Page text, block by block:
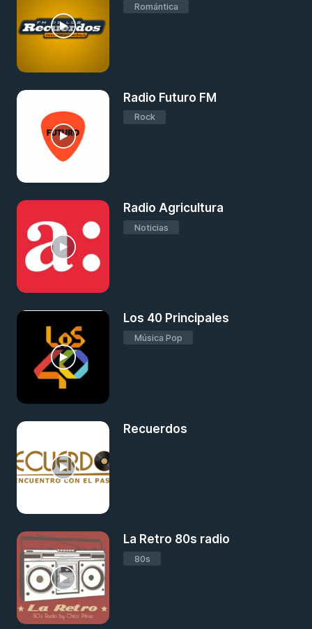
Romántica
Radio Futuro FM
Rock
Radio Agricultura
Noticias
Los 40 Principales
Música Pop
Recuerdos
La Retro 80s radio
80s